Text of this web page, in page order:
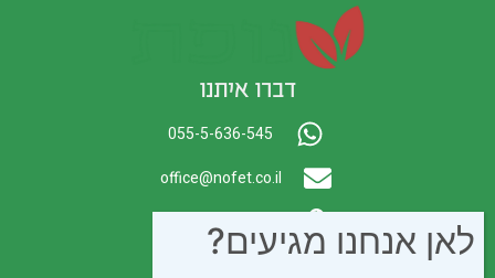
דברו איתנו
055-5-636-545
office@nofet.co.il
לאן אנחנו מגיעים?